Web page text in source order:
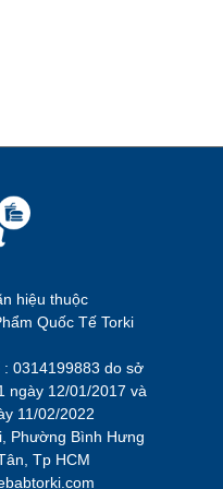
hiệu thuộc
Quốc Tế Torki
0314199883 do sở
ngày 12/01/2017 và
11/02/2022
Phường Bình Hưng
Tp HCM